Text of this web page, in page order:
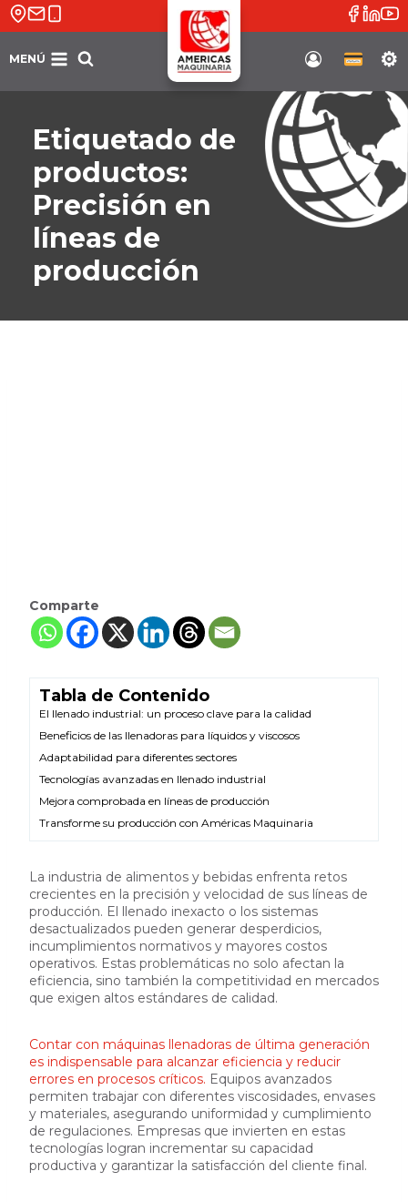
Saltar
MENÚ
Etiquetado de
productos:
Precisión en
líneas de
producción
Comparte
Tabla de Contenido
El llenado industrial: un proceso clave para la calidad
Beneficios de las llenadoras para líquidos y viscosos
Adaptabilidad para diferentes sectores
Tecnologías avanzadas en llenado industrial
Mejora comprobada en líneas de producción
Transforme su producción con Américas Maquinaria
La industria de alimentos y bebidas enfrenta retos
crecientes en la precisión y velocidad de sus líneas de
producción. El llenado inexacto o los sistemas
desactualizados pueden generar desperdicios,
incumplimientos normativos y mayores costos
operativos. Estas problemáticas no solo afectan la
eficiencia, sino también la competitividad en mercados
que exigen altos estándares de calidad.
Contar con máquinas llenadoras de última generación
es indispensable para alcanzar eficiencia y reducir
errores en procesos críticos. Equipos avanzados
permiten trabajar con diferentes viscosidades, envases
y materiales, asegurando uniformidad y cumplimiento
de regulaciones. Empresas que invierten en estas
tecnologías logran incrementar su capacidad
productiva y garantizar la satisfacción del cliente final.